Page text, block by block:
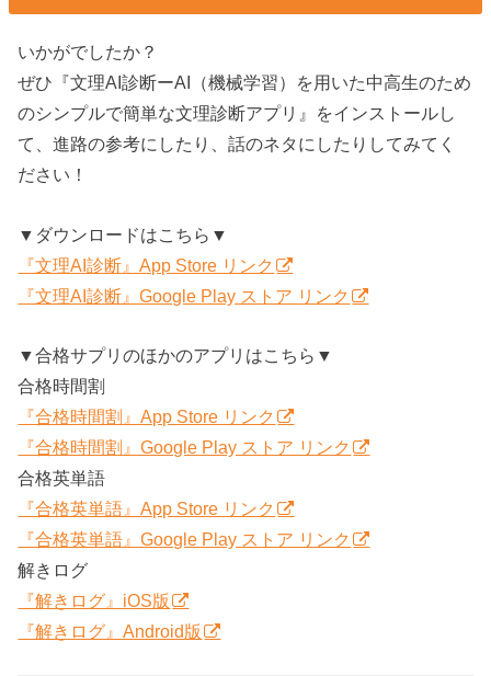
いかがでしたか？
ぜひ『文理AI診断ーAI（機械学習）を用いた中高生のため
のシンプルで簡単な文理診断アプリ』をインストールし
て、進路の参考にしたり、話のネタにしたりしてみてく
ださい！
▼ダウンロードはこちら▼
『文理AI診断』App Store リンク
『文理AI診断』Google Play ストア リンク
▼合格サプリのほかのアプリはこちら▼
合格時間割
『合格時間割』App Store リンク
『合格時間割』Google Play ストア リンク
合格英単語
『合格英単語』App Store リンク
『合格英単語』Google Play ストア リンク
解きログ
『解きログ』iOS版
『解きログ』Android版